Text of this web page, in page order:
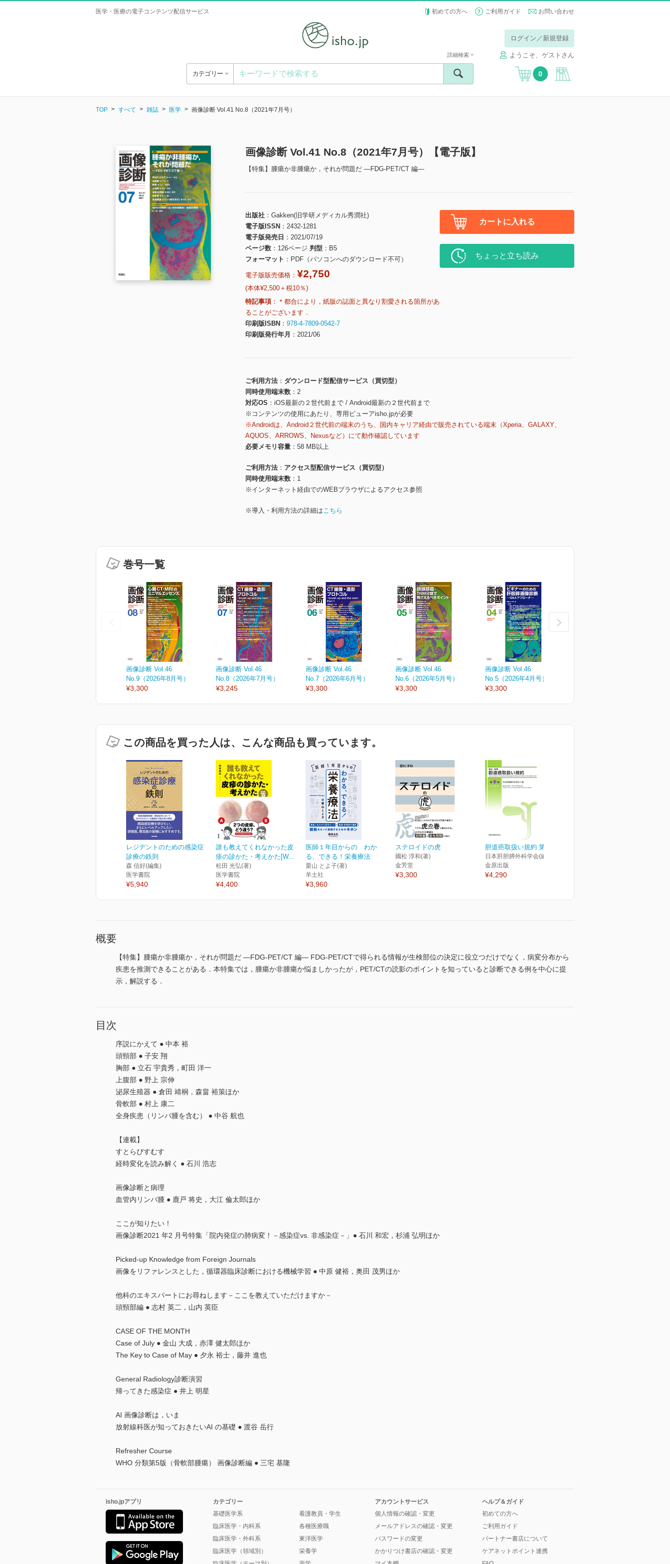
医学・医療の電子コンテンツ配信サービス 初めての方へ ご利用ガイド お問い合わせ
ログイン／新規登録
ようこそ、ゲストさん
カテゴリー
詳細検索
0
TOP すべて 雑誌 医学 画像診断 Vol.41 No.8（2021年7月号）
画像診断 Vol.41 No.8（2021年7月号）【電子版】
【特集】腫瘍か非腫瘍か，それが問題だ ―FDG-PET/CT 編―
出版社
Gakken(旧学研メディカル秀潤社)
電子版ISSN
2432-1281
電子版発売日
2021/07/19
ページ数
126ページ 判型
B5
フォーマット
PDF（パソコンへのダウンロード不可）
電子版販売価格： ¥2,750
(本体¥2,500＋税10％)
特記事項
＊都合により，紙版の誌面と異なり割愛される箇所があ
ることがございます．
印刷版ISBN
978-4-7809-0542-7
印刷版発行年月
2021/06
カートに入れる
ちょっと立ち読み
ご利用方法
ダウンロード型配信サービス（買切型）
同時使用端末数
2
対応OS
iOS最新の２世代前まで / Android最新の２世代前まで
※コンテンツの使用にあたり、専用ビューアisho.jpが必要
※Androidは、Android２世代前の端末のうち、国内キャリア経由で販売されている端末（Xperia、GALAXY、
AQUOS、ARROWS、Nexusなど）にて動作確認しています
必要メモリ容量
58 MB以上
ご利用方法
アクセス型配信サービス（買切型）
同時使用端末数
1
※インターネット経由でのWEBブラウザによるアクセス参照
※導入・利用方法の詳細はこちら
巻号一覧
画像診断 Vol.46
No.9（2026年8月号）
¥3,300
画像診断 Vol.46
No.8（2026年7月号）
¥3,245
画像診断 Vol.46
No.7（2026年6月号）
¥3,300
画像診断 Vol.46
No.6（2026年5月号）
¥3,300
画像診断 Vol.46
No.5（2026年4月号）
¥3,300
この商品を買った人は、こんな商品も買っています。
レジデントのための感染症
診療の鉄則
森 信好(編集)
医学書院
¥5,940
誰も教えてくれなかった皮
疹の診かた・考えかた[W...
松田 光弘(著)
医学書院
¥4,400
医師１年目からの わか
る、できる！栄養療法
栗山 とよ子(著)
羊土社
¥3,960
ステロイドの虎
國松 淳和(著)
金芳堂
¥3,300
胆道癌取扱い規約 第7版
日本肝胆膵外科学会(編)
金原出版
¥4,290
概要
【特集】腫瘍か非腫瘍か，それが問題だ ―FDG-PET/CT 編― FDG-PET/CTで得られる情報が生検部位の決定に役立つだけでなく，病変分布から
疾患を推測できることがある．本特集では，腫瘍か非腫瘍か悩ましかったが，PET/CTの読影のポイントを知っていると診断できる例を中心に提
示，解説する．
目次
序説にかえて ● 中本 裕
頭頸部 ● 子安 翔
胸部 ● 立石 宇貴秀，町田 洋一
上腹部 ● 野上 宗伸
泌尿生殖器 ● 倉田 靖桐，森畠 裕策ほか
骨軟部 ● 村上 康二
全身疾患（リンパ腫を含む） ● 中谷 航也
【連載】
すとらびすむす
経時変化を読み解く ● 石川 浩志
画像診断と病理
血管内リンパ腫 ● 鹿戸 将史，大江 倫太郎ほか
ここが知りたい！
画像診断2021 年2 月号特集「院内発症の肺病変！－感染症vs. 非感染症－」● 石川 和宏，杉浦 弘明ほか
Picked-up Knowledge from Foreign Journals
画像をリファレンスとした，循環器臨床診断における機械学習 ● 中原 健裕，奥田 茂男ほか
他科のエキスパートにお尋ねします－ここを教えていただけますか－
頭頸部編 ● 志村 英二，山内 英臣
CASE OF THE MONTH
Case of July ● 金山 大成，赤澤 健太郎ほか
The Key to Case of May ● 夕永 裕士，藤井 進也
General Radiology診断演習
帰ってきた感染症 ● 井上 明星
AI 画像診断は，いま
放射線科医が知っておきたいAI の基礎 ● 渡谷 岳行
Refresher Course
WHO 分類第5版（骨軟部腫瘍） 画像診断編 ● 三宅 基隆
isho.jpアプリ
カテゴリー
基礎医学系
臨床医学・内科系
臨床医学・外科系
臨床医学（領域別）
看護教員・学生
各種医療職
東洋医学
栄養学
アカウントサービス
個人情報の確認・変更
メールアドレスの確認・変更
パスワードの変更
かかりつけ書店の確認・変更
ヘルプ＆ガイド
初めての方へ
ご利用ガイド
パートナー書店について
ケアネットポイント連携